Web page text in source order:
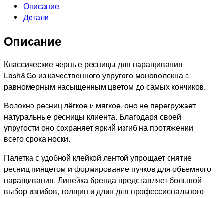
микс
0,12/C+/7-
mm,
линий)
Описание
Детали
Описание
Классические чёрные ресницы для наращивания
Lash&Go из качественного упругого моноволокна с
равномерным насыщенным цветом до самых кончиков.
Волокно ресниц лёгкое и мягкое, оно не перегружает
натуральные ресницы клиента. Благодаря своей
упругости оно сохраняет яркий изгиб на протяжении
всего срока носки.
Палетка с удобной клейкой лентой упрощает снятие
ресниц пинцетом и формирование пучков для объемного
наращивания. Линейка бренда представляет большой
выбор изгибов, толщин и длин для профессионального